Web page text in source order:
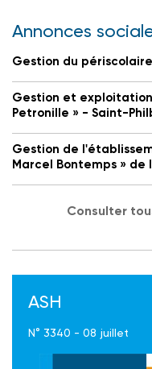
Annonces
Gestion du
Gestion et
Petronille » - Saint-
Gestion de
Marcel Bontemps »
Consulter
ASH
N° 3340 - 08 juillet